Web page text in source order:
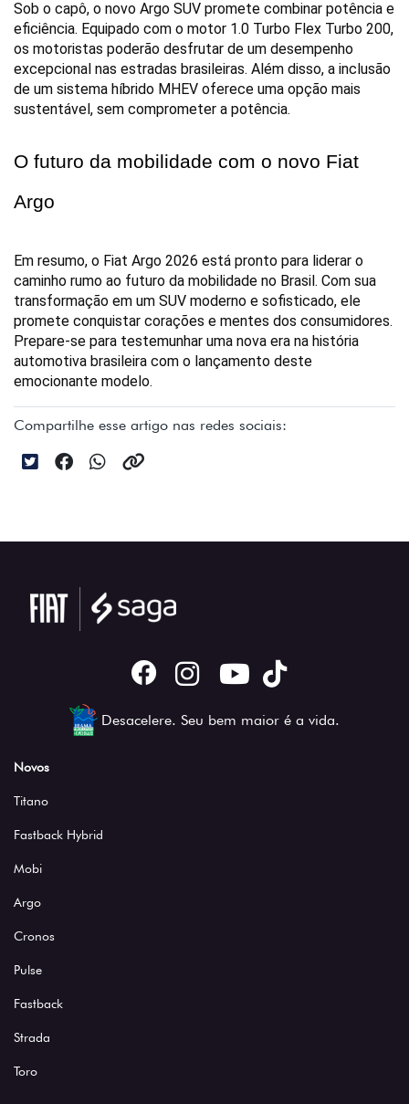
Sob o capô, o novo Argo SUV promete combinar potência e
eficiência. Equipado com o motor 1.0 Turbo Flex Turbo 200,
os motoristas poderão desfrutar de um desempenho
excepcional nas estradas brasileiras. Além disso, a inclusão
de um sistema híbrido MHEV oferece uma opção mais
sustentável, sem comprometer a potência.
O futuro da mobilidade com o novo Fiat
Argo
Em resumo, o Fiat Argo 2026 está pronto para liderar o
caminho rumo ao futuro da mobilidade no Brasil. Com sua
transformação em um SUV moderno e sofisticado, ele
promete conquistar corações e mentes dos consumidores.
Prepare-se para testemunhar uma nova era na história
automotiva brasileira com o lançamento deste
emocionante modelo.
Compartilhe esse artigo nas redes sociais:
Desacelere. Seu bem maior é a vida.
Novos
Titano
Fastback Hybrid
Mobi
Argo
Cronos
Pulse
Fastback
Strada
Toro